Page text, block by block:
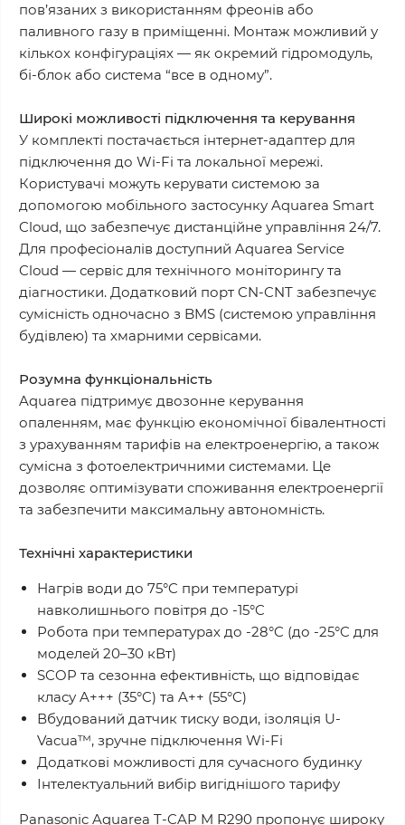
пов’язаних з використанням фреонів або
паливного газу в приміщенні. Монтаж можливий у
кількох конфігураціях — як окремий гідромодуль,
бі-блок або система “все в одному”.
Широкі можливості підключення та керування
У комплекті постачається інтернет-адаптер для
підключення до Wi-Fi та локальної мережі.
Користувачі можуть керувати системою за
допомогою мобільного застосунку Aquarea Smart
Cloud, що забезпечує дистанційне управління 24/7.
Для професіоналів доступний Aquarea Service
Cloud — сервіс для технічного моніторингу та
діагностики. Додатковий порт CN-CNT забезпечує
сумісність одночасно з BMS (системою управління
будівлею) та хмарними сервісами.
Розумна функціональність
Aquarea підтримує двозонне керування
опаленням, має функцію економічної бівалентності
з урахуванням тарифів на електроенергію, а також
сумісна з фотоелектричними системами. Це
дозволяє оптимізувати споживання електроенергії
та забезпечити максимальну автономність.
Технічні характеристики
Нагрів води до 75°C при температурі
навколишнього повітря до -15°C
Робота при температурах до -28°C (до -25°C для
моделей 20–30 кВт)
SCOP та сезонна ефективність, що відповідає
класу A+++ (35°C) та A++ (55°C)
Вбудований датчик тиску води, ізоляція U-
Vacua™, зручне підключення Wi-Fi
Додаткові можливості для сучасного будинку
Інтелектуальний вибір вигіднішого тарифу
Panasonic Aquarea T-CAP M R290 пропонує широку